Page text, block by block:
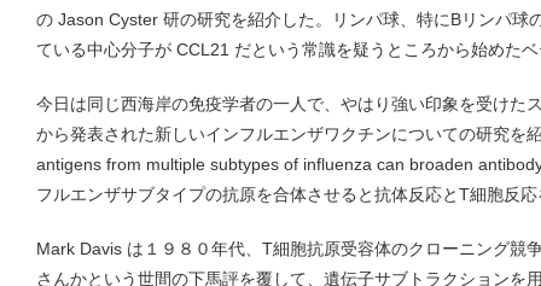
の Jason Cyster 研の研究を紹介した。リンパ球、特にBリンパ球
ている中心分子が CCL21 だという常識を疑うところから始めた
今日は同じ西海岸の免疫学者の一人で、やはり強い印象を受けた
から発表された新しいインフルエンザワクチンについての研究を
antigens from multiple subtypes of influenza can broaden
フルエンザサブタイプの抗原を合体させると抗体反応とT細胞反
Mark Davis は１９８０年代、T細胞抗原受容体のクローニング競
さんかという世間の下馬評を覆して、遺伝子サブトラクションを